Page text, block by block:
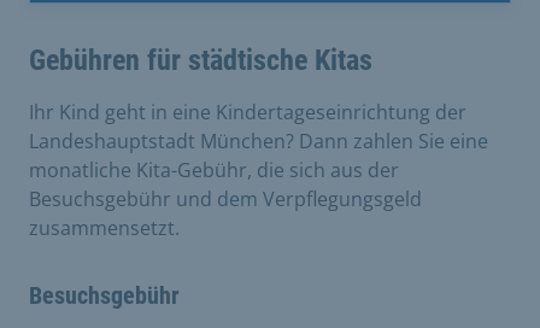
Gebühren für städtische Kitas
Ihr Kind geht in eine Kindertageseinrichtung der
Landeshauptstadt München? Dann zahlen Sie eine
monatliche Kita-Gebühr, die sich aus der
Besuchsgebühr und dem Verpflegungsgeld
zusammensetzt.
Besuchsgebühr